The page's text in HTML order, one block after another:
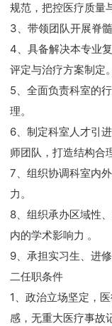
规范，把控医疗质量
3、带领团队开展脊
4、具备解决本专业
评定与治疗方案制定。
5、全面负责科室的
理。
6、制定科室人才引
师团队，打造结构合
7、组织协调科室内
力。
8、组织承办区域性
内的学术影响力 。
9、承担实习生、进
二任职条件
1、政治立场坚定，
感，无重大医疗事故记